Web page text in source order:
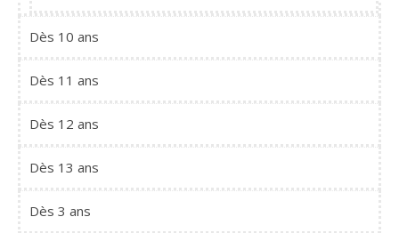
Dès 10 ans
Dès 11 ans
Dès 12 ans
Dès 13 ans
Dès 3 ans